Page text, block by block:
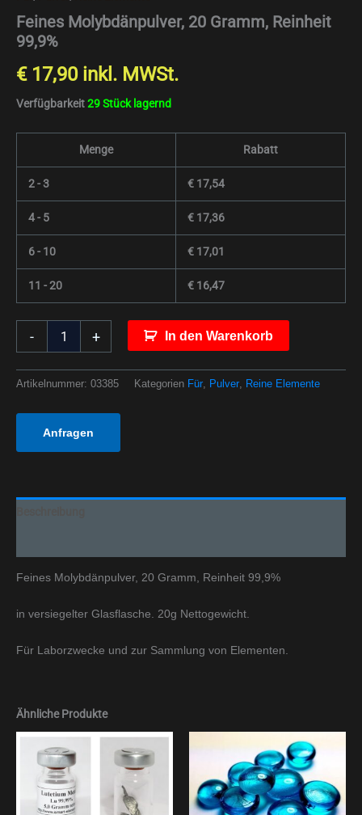
Feines Molybdänpulver, 20 Gramm, Reinheit
99,9%
€17,90 inkl. MWSt.
Verfügbarkeit29 Stück lagernd
Menge Rabatt
2 - 3 € 17,54
4 - 5 € 17,36
6 - 10 € 17,01
11 - 20 € 16,47
- + In den Warenkorb
Artikelnummer: 03385 Kategorien Für Pulver Reine Elemente
Anfragen
Feines Molybdänpulver, 20 Gramm, Reinheit 99,9%
in versiegelter Glasflasche. 20g Nettogewicht.
Für Laborzwecke und zur Sammlung von Elementen.
Ähnliche Produkte